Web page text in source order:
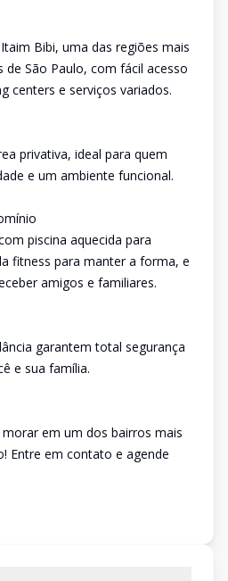
Bibi, uma das regiões mais
de São Paulo, com fácil acesso
centers e serviços variados.
privativa, ideal para quem
e um ambiente funcional.
piscina aquecida para
fitness para manter a forma, e
amigos e familiares.
garantem total segurança
e sua família.
em um dos bairros mais
Entre em contato e agende